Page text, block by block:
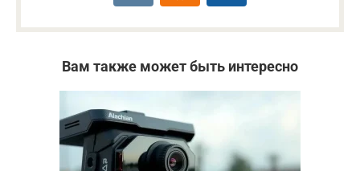
Вам также может быть интересно